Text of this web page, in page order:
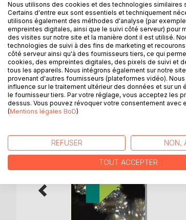
La nomination de femmes d'un
Certaines sociétés du groupe
Elles vont montrer un véritable
Luc devra t-il utiliser les mêmes
Son Comité de Direction sera-t-il
D’AUTRES
Nous utilisons des cookies et des technologies similaires
Certains d'entre eux sont essentiels et techniquement
utilisons également des méthodes d'analyse (par
empreintes digitales, ainsi que le suivi côté serveur) pour
des visites sur notre site et la manière dont il est utilisé.
technologies de suivi à des fins de marketing et
côté serveur ainsi qu'à des fournisseurs tiers, ce qui
cookies, des empreintes digitales, des pixels de suivi et
tous les appareils. Nous intégrons également sur notre
provenant d'autres fournisseurs (plateformes vidéo). Nous
influence sur le traitement ultérieur des données et sur un
le fournisseur tiers. Par votre réglage, vous acceptez les
dessus. Vous pouvez révoquer votre consentement avec
(Mentions légales BoD)
REFUSER NON,
TOUT ACCEPTER